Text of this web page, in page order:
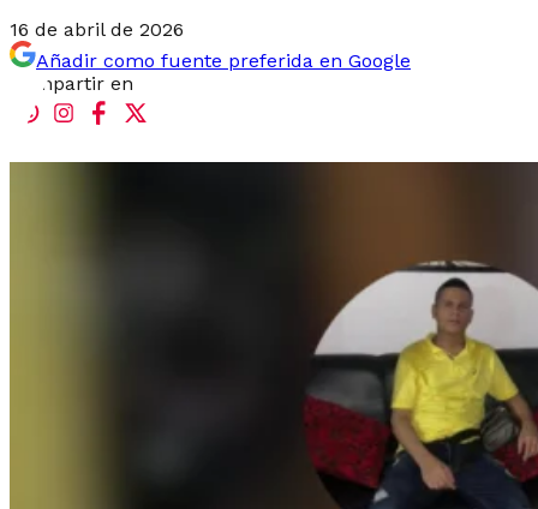
16 de abril de 2026
Añadir como fuente preferida en Google
Compartir en